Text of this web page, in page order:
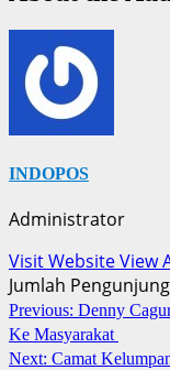
INDOPOS
Administrator
Visit WebsiteView
Jumlah Pengunjung
Post
navigation
Previous: Denny
Ke Masyarakat
Next: Camat